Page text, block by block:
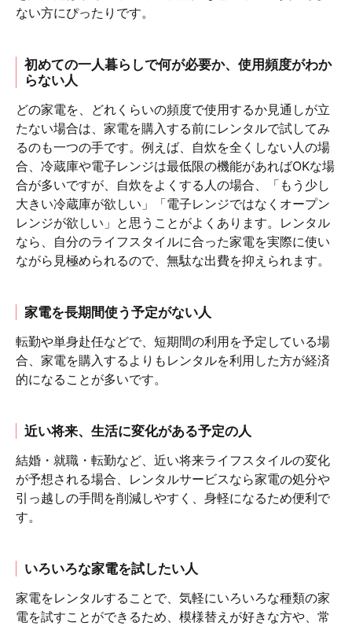
ない方にぴったりです。
初めての一人暮らしで何が必要か、使用頻度がわか
らない人
どの家電を、どれくらいの頻度で使用するか見通しが立
たない場合は、家電を購入する前にレンタルで試してみ
るのも一つの手です。例えば、自炊を全くしない人の場
合、冷蔵庫や電子レンジは最低限の機能があればOKな場
合が多いですが、自炊をよくする人の場合、「もう少し
大きい冷蔵庫が欲しい」「電子レンジではなくオープン
レンジが欲しい」と思うことがよくあります。レンタル
なら、自分のライフスタイルに合った家電を実際に使い
ながら見極められるので、無駄な出費を抑えられます。
家電を長期間使う予定がない人
転勤や単身赴任などで、短期間の利用を予定している場
合、家電を購入するよりもレンタルを利用した方が経済
的になることが多いです。
近い将来、生活に変化がある予定の人
結婚・就職・転勤など、近い将来ライフスタイルの変化
が予想される場合、レンタルサービスなら家電の処分や
引っ越しの手間を削減しやすく、身軽になるため便利で
す。
いろいろな家電を試したい人
家電をレンタルすることで、気軽にいろいろな種類の家
電を試すことができるため、模様替えが好きな方や、常